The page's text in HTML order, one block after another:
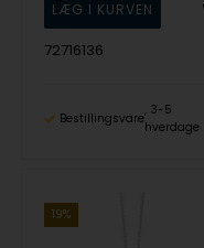
72716136
Bestillingsvare
3-5
hverdage
19%